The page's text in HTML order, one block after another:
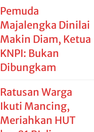
Pemuda
Majalengka Dinilai
Makin Diam, Ketua
KNPI: Bukan
Dibungkam
Ratusan Warga
Ikuti Mancing,
Meriahkan HUT